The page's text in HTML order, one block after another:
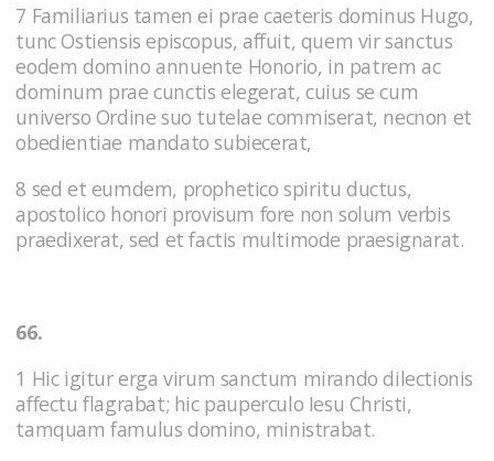
7 Familiarius tamen ei prae caeteris dominus Hugo,
tunc Ostiensis episcopus, affuit, quem vir sanctus
eodem domino annuente Honorio, in patrem ac
dominum prae cunctis elegerat, cuius se cum
universo Ordine suo tutelae commiserat, necnon et
obedientiae mandato subiecerat,
8 sed et eumdem, prophetico spiritu ductus,
apostolico honori provisum fore non solum verbis
praedixerat, sed et factis multimode praesignarat.
66.
1 Hic igitur erga virum sanctum mirando dilectionis
affectu flagrabat; hic pauperculo Iesu Christi,
tamquam famulus domino, ministrabat.